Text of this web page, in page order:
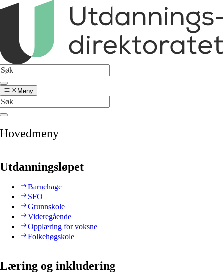
Meny
Hovedmeny
Utdanningsløpet
Barnehage
SFO
Grunnskole
Videregående
Opplæring for voksne
Folkehøgskole
Læring og inkludering